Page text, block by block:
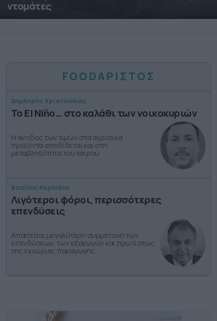
ντομάτες
FOODΑΡΙΣΤΟΣ
Δημήτρης Χριστούλιας
Το El Niño… στο καλάθι των νοικοκυριών
Η άνοδος των τιμών στα αγροτικά
προϊόντα αποδίδεται και στη
μεταβλητότητα του καιρού
Βασίλης Κορκίδης
Λιγότεροι φόροι, περισσότερες
επενδύσεις
Απαιτείται μεγαλύτερη συμμετοχή των
επενδύσεων, των εξαγωγών και πρωτίστως
της εγχώριας παραγωγής